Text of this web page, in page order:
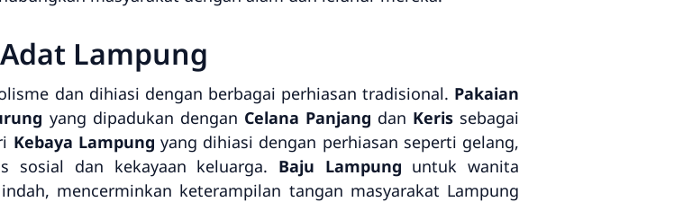
Lampung
dan dihiasi dengan berbagai perhiasan tradisional. Pakaian
yang dipadukan dengan Celana Panjang dan Keris sebagai
Kebaya Lampung yang dihiasi dengan perhiasan seperti gelang,
sosial dan kekayaan keluarga. Baju Lampung untuk wanita
mencerminkan keterampilan tangan masyarakat Lampung